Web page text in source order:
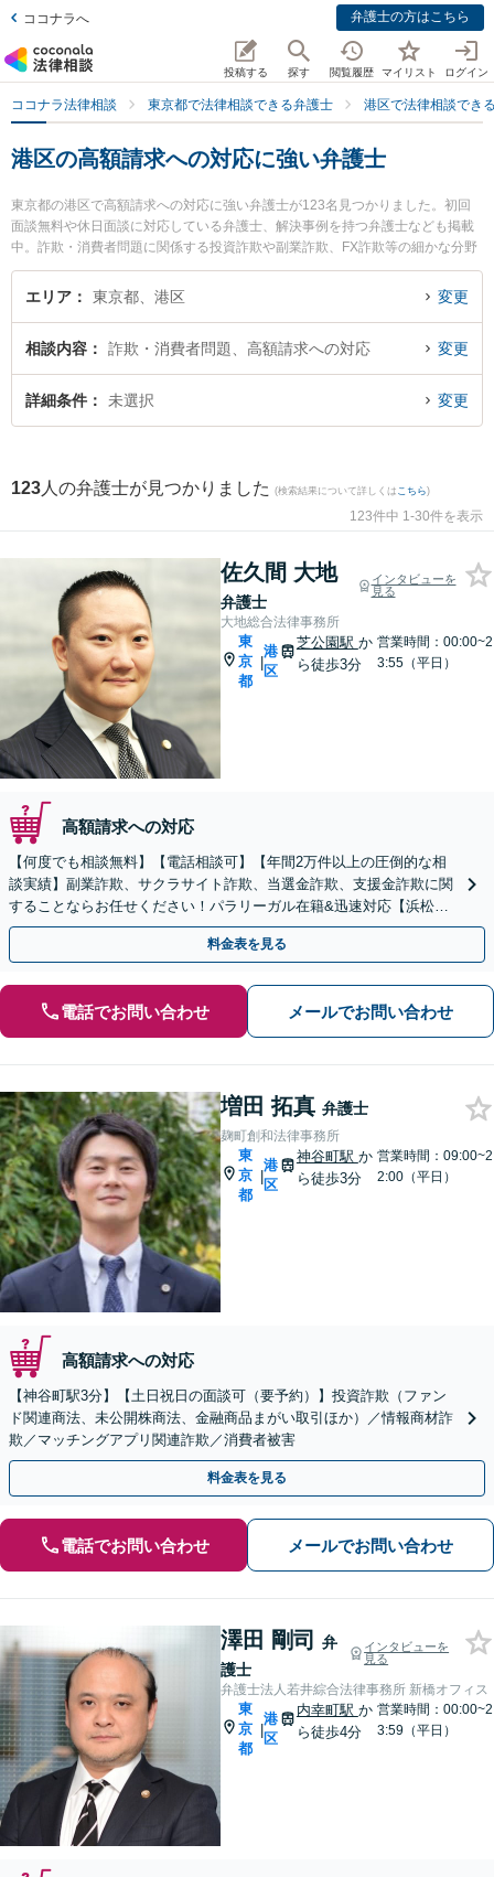
ココナラへ 弁護士の方はこちら
投稿する 探す 閲覧履歴 マイリスト ログイン
ココナラ法律相談 東京都で法律相談できる弁護士 港区で法律相談でき
港区の高額請求への対応に強い弁護士
東京都の港区で高額請求への対応に強い弁護士が123名見つかりました。初回
面談無料や休日面談に対応している弁護士、解決事例を持つ弁護士なども掲載
中。詐欺・消費者問題に関係する投資詐欺や副業詐欺、FX詐欺等の細かな分野
での絞り込み検索もでき便利です。特に大地総合法律事務所の佐久間 大地弁護
士や麹町創和法律事務所の増田 拓真弁護士、弁護士法人若井綜合法律事務所 新
を今すぐに弁護士に相談したい』『高額請求への対応のトラブル解決の実績豊
富な近くの弁護士を検索したい』『初回相談無料で高額請求への対応を法律相
談できる港区内の弁護士に相談予約したい』などでお困りの相談者さんにおす
エリア 東京都、港区 変更
相談内容 詐欺・消費者問題、高額請求への対応 変更
詳細条件 未選択 変更
123 人の弁護士が見つかりました (検索結果について詳しくは こちら)
123件中 1-30件を表示
佐久間 大地
弁護士
インタビューを
見る
大地総合法律事務所
東
京
都
|
港
区
芝公園駅 か
ら徒歩3分
営業時間：00:00~2
3:55（平日）
高額請求への対応
【何度でも相談無料】【電話相談可】【年間2万件以上の圧倒的な相
談実績】副業詐欺、サクラサイト詐欺、当選金詐欺、支援金詐欺に関
することならお任せください！パラリーガル在籍&迅速対応【浜松町
駅1分】※結婚詐欺・ロマンス詐欺に関するご相談はお断り
料金表を見る
電話でお問い合わせ メールでお問い合わせ
増田 拓真 弁護士
麹町創和法律事務所
東
京
都
|
港
区
神谷町駅 か
ら徒歩3分
営業時間：09:00~2
2:00（平日）
高額請求への対応
【神谷町駅3分】【土日祝日の面談可（要予約）】投資詐欺（ファン
ド関連商法、未公開株商法、金融商品まがい取引ほか）／情報商材詐
欺／マッチングアプリ関連詐欺／消費者被害
料金表を見る
電話でお問い合わせ メールでお問い合わせ
澤田 剛司
弁
護士
インタビューを
見る
弁護士法人若井綜合法律事務所 新橋オフィス
東
京
都
|
港
区
内幸町駅 か
ら徒歩4分
営業時間：00:00~2
3:59（平日）